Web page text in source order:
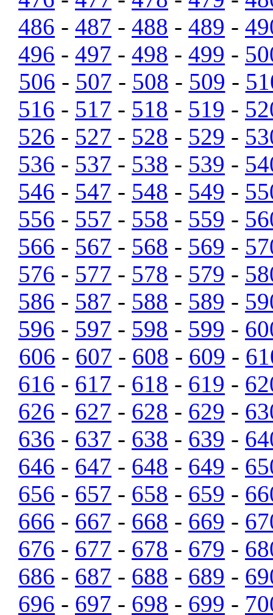
486 - 487 - 488 - 489 -
496 - 497 - 498 - 499 -
506 - 507 - 508 - 509 -
516 - 517 - 518 - 519 -
526 - 527 - 528 - 529 -
536 - 537 - 538 - 539 -
546 - 547 - 548 - 549 -
556 - 557 - 558 - 559 -
566 - 567 - 568 - 569 -
576 - 577 - 578 - 579 -
586 - 587 - 588 - 589 -
596 - 597 - 598 - 599 -
606 - 607 - 608 - 609 -
616 - 617 - 618 - 619 -
626 - 627 - 628 - 629 -
636 - 637 - 638 - 639 -
646 - 647 - 648 - 649 -
656 - 657 - 658 - 659 -
666 - 667 - 668 - 669 -
676 - 677 - 678 - 679 -
686 - 687 - 688 - 689 -
696 - 697 - 698 - 699 -